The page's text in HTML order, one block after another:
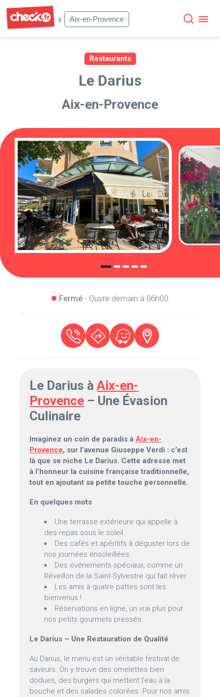
à
Aix-en-Provence
Restaurants
Le Darius
Aix-en-Provence
Fermé - Ouvre demain à 06h00
Le Darius àAix-en-
Provence – Une Évasion
Culinaire
Imaginez un coin de paradis àAix-en-
Provence, sur l’avenue Giuseppe Verdi : c’est
là que se niche Le Darius. Cette adresse met
à l’honneur la cuisine française traditionnelle,
tout en ajoutant sa petite touche personnelle.
En quelques mots
Une terrasse extérieure qui appelle à
des repas sous le soleil.
Des cafés et apéritifs à déguster lors de
nos journées ensoleillées.
Des événements spéciaux, comme un
Réveillon de la Saint-Sylvestre qui fait rêver.
Les amis à quatre pattes sont les
bienvenus !
Réservations en ligne, un vrai plus pour
nos petits gourmets pressés.
Le Darius – Une Restauration de Qualité
Au Darius, le menu est un véritable festival de
saveurs. On y trouve des omelettes bien
dodues, des burgers qui mettent l’eau à la
bouche et des salades colorées. Pour nos amis